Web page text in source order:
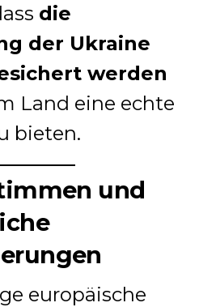
die
der Ukraine
werden
Land eine echte
bieten.
und
europäische